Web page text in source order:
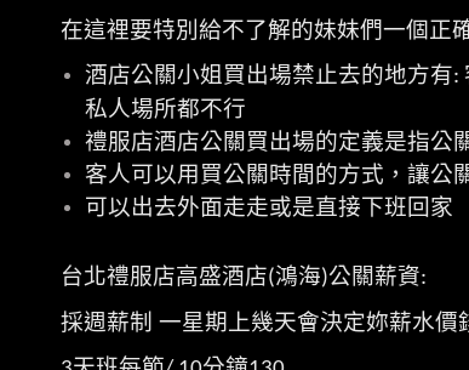
在這裡要特別給不了解的妹妹們一個正
酒店公關小姐買出場禁止去的地方有:
私人場所都不行
禮服店酒店公關買出場的定義是指公
客人可以用買公關時間的方式，讓公
可以出去外面走走或是直接下班回家
台北禮服店高盛酒店(鴻海)公關薪資:
採週薪制 一星期上幾天會決定妳薪水價